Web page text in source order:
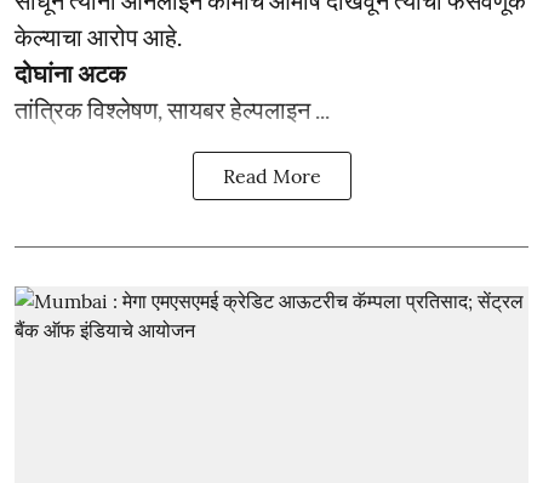
केल्याचा आरोप आहे.
दोघांना अटक
तांत्रिक विश्लेषण, सायबर हेल्पलाइन ...
Read More